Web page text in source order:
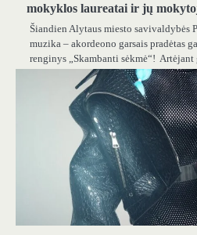
mokyklos laureatai ir jų
Šiandien Alytaus miesto savivaldybės
muzika – akordeono garsais pradėtas
renginys „Skambanti sėkmė“!